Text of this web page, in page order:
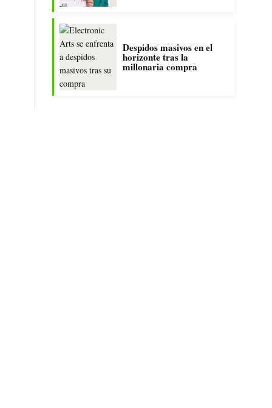
Despidos masivos en el
horizonte tras la
millonaria compra